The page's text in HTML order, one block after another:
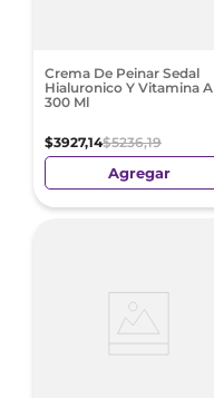
Crema De Peinar Sedal
Hialuronico Y Vitamina A
300 Ml
$3927,14$5236,19
Agregar